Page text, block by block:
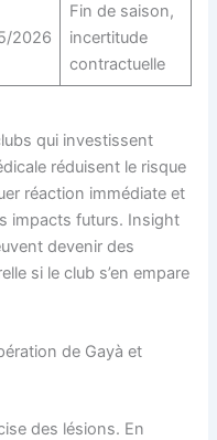
2026
Fin de saison,
incertitude
contractuelle
qui investissent
réduisent le risque
réaction immédiate et
impacts futurs. Insight
devenir des
si le club s’en empare
de Gayà et
des lésions. En